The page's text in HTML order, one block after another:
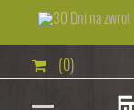
(0)